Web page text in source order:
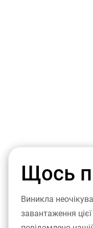
Щось
Виникла
завантаження